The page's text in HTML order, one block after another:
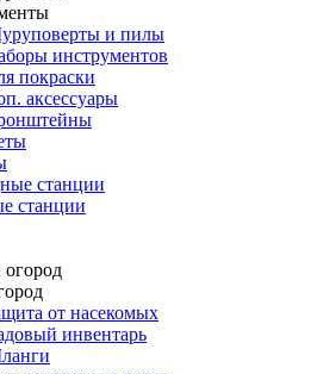
и пилы
инструментов
покраски
аксессуары
станции
от насекомых
инвентарь